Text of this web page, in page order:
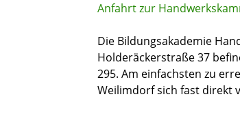
Anfahrt zur
Die Bildungsakademie
Holderäckerstraße 37
295. Am einfachsten zu
Weilimdorf sich fast direkt